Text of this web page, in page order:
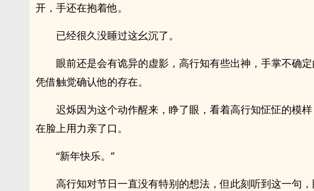
开，手还在抱着他。
已经很久没睡过这幺沉了。
眼前还是会有诡异的虚影，高行知有些出神，手掌不确
凭借触觉确认他的存在。
迟烁因为这个动作醒来，睁了眼，看着高行知怔怔的模
在脸上用力亲了口。
“新年快乐。”
高行知对节日一直没有特别的想法，但此刻听到这一句，